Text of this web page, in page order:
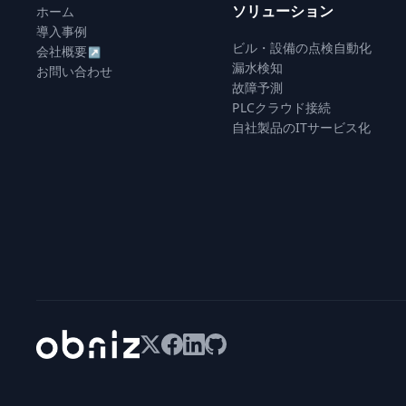
ホーム
導入事例
会社概要↗
お問い合わせ
ソリューション
ビル・設備の点検自動化
漏水検知
故障予測
PLCクラウド接続
自社製品のITサービス化